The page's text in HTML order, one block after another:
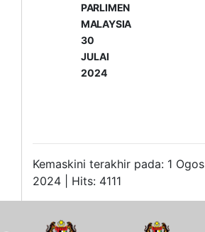
PARLIMEN
MALAYSIA
30
JULAI
2024
Kemaskini terakhir pada: 1 Ogos
2024 | Hits: 4111